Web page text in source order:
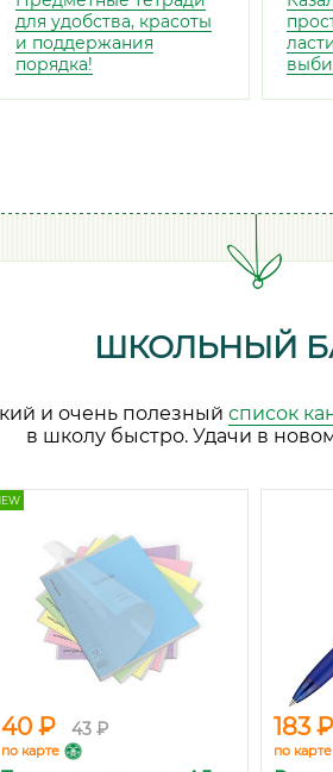
для удобства, красоты
и поддержания
порядка!
ШКОЛЬНЫЙ
и очень полезный список
в школу быстро. Удачи в
40 ₽ 43 ₽
по карте
183 ₽
по карте